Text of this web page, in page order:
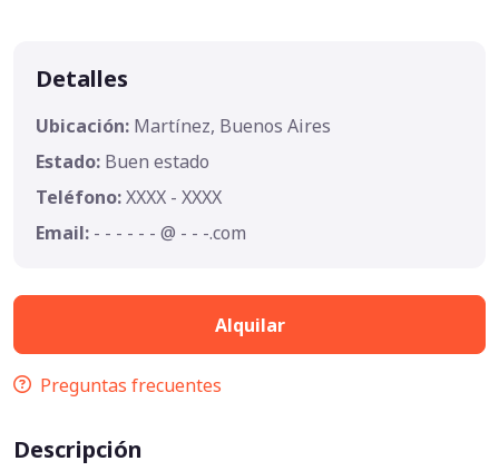
Detalles
Ubicación: Martínez, Buenos Aires
Estado: Buen estado
Teléfono:XXXX - XXXX
Email: - - - - - - @ - - -.com
Alquilar
Preguntas frecuentes
Descripción